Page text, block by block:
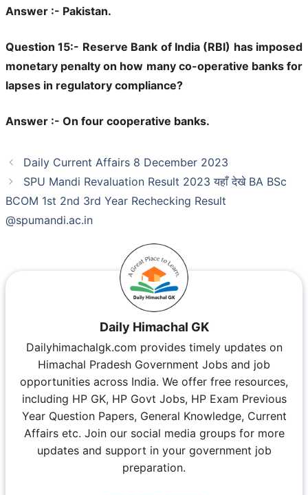
Answer :- Pakistan.
Question 15:- Reserve Bank of India (RBI) has imposed
monetary penalty on how many co-operative banks for
lapses in regulatory compliance?
Answer :- On four cooperative banks.
Daily Current Affairs 8 December 2023
SPU Mandi Revaluation Result 2023 यहाँ देखे BA BSc
BCOM 1st 2nd 3rd Year Rechecking Result
@spumandi.ac.in
Daily Himachal GK
Dailyhimachalgk.com provides timely updates on
Himachal Pradesh Government Jobs and job
opportunities across India. We offer free resources,
including HP GK, HP Govt Jobs, HP Exam Previous
Year Question Papers, General Knowledge, Current
Affairs etc. Join our social media groups for more
updates and support in your government job
preparation.